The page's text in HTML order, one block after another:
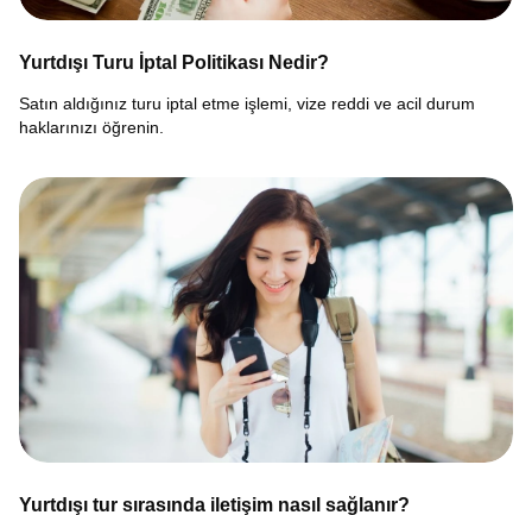
Yurtdışı Turu İptal Politikası Nedir?
Satın aldığınız turu iptal etme işlemi, vize reddi ve acil durum
haklarınızı öğrenin.
Yurtdışı tur sırasında iletişim nasıl sağlanır?